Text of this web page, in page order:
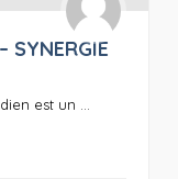
SYNERGIE
est un ...